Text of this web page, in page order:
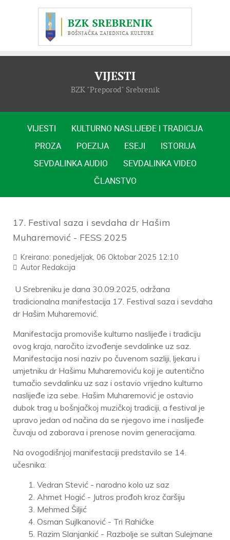
VIJESTI
BZK "Preporod" Srebrenik
VIJESTI
KULTURNO NASLIJEĐE I TRADICIJA
PROZA
POEZIJA ESEJI
ISTORIJA
SEVDALINKA AUDIO
SEVDALINKA VIDEO
ČLANSTVO
17. Festival saza i sevdaha dr Hašim
Muharemović - FESS 2025
Kreirano: ponedjeljak, 06 Oktobar 2025 12:10
Autor Redakcija
U Srebreniku je dana 30.09.2025, održana
tradicionalna manifestacija 17. Festival saza i sevdaha
dr Hašim Muharemović.
Manifestacija promoviše kulturno naslijeđe i tradiciju
ovog kraja, naročito izvođenje sevdalinke uz saz.
Manifestacija nosi naziv po čuvenom sazliji, ljekaru i
umjetniku dr Hašimu Muharemoviću koji je autentično
tumačio sevdalinku uz saz i ostavio vrijedno kulturno
naslijeđe iza sebe. Hašim Muharemović je ostavio
dubok trag u bošnjačkoj muzičkoj tradiciji, a festival je
upravo jedan od načina da se njegovo ime i naslijeđe
čuvaju od zaborava i prenose novim generacijama.
Na ovogodišnjoj manifestaciji predstavilo se 14.
učesnika:
1. Vedran Stević - narodno kolo uz saz
2. Ahmet Hogić - Jutros prođoh kroz čaršiju
3. Mehmed Šiljić
4. Osman Sujlkanović - Tri Rahićke
5. Razim Slanjankić - Razbolje se sultan Sulejmane